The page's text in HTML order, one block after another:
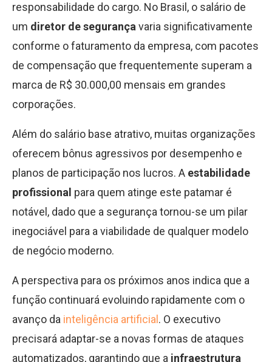
responsabilidade do cargo. No Brasil, o salário de
um diretor de segurança varia significativamente
conforme o faturamento da empresa, com pacotes
de compensação que frequentemente superam a
marca de R$ 30.000,00 mensais em grandes
corporações.
Além do salário base atrativo, muitas organizações
oferecem bônus agressivos por desempenho e
planos de participação nos lucros. A estabilidade
profissional para quem atinge este patamar é
notável, dado que a segurança tornou-se um pilar
inegociável para a viabilidade de qualquer modelo
de negócio moderno.
A perspectiva para os próximos anos indica que a
função continuará evoluindo rapidamente com o
avanço da inteligência artificial . O executivo
precisará adaptar-se a novas formas de ataques
automatizados, garantindo que a infraestrutura